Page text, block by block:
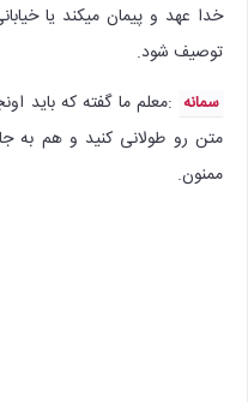
خدا عهد و پیمان میکند یا
توصیف شود.
سمانه :‌معلم ما گفته که باید
متن رو طولانی کنید و هم به
ممنون.